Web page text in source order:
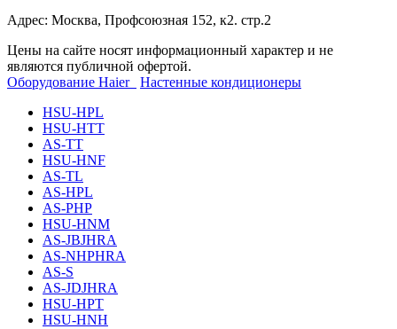
Адрес: Москва, Профсоюзная 152, к2. стр.2
Цены на сайте носят информационный характер и не
являются публичной офертой.
Оборудование Haier
Настенные кондиционеры
HSU-HPL
HSU-HTT
AS-TT
HSU-HNF
AS-TL
AS-HPL
AS-PHP
HSU-HNM
AS-JBJHRA
AS-NHPHRA
AS-S
AS-JDJHRA
HSU-HPT
HSU-HNH